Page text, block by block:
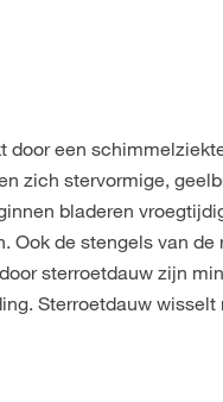
door een
zich stervormige,
bladeren
Ook de stengels van
sterroetdauw zijn
Sterroetdauw